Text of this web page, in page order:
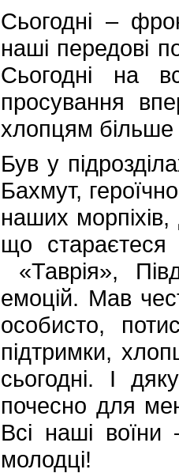
Сьогодні –
наші передові
Сьогодні на
просування
хлопцям більше
Був у
Бахмут,
наших
що
«Таврія»,
емоцій. Мав
особисто,
підтримки,
сьогодні. І
почесно для
Всі наші
молодці!